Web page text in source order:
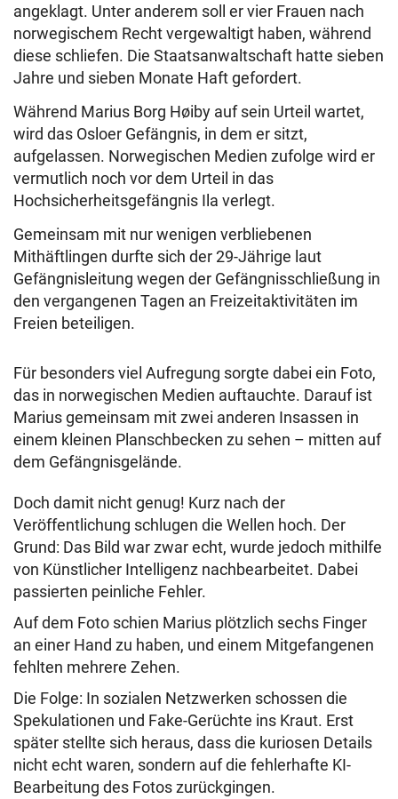
angeklagt. Unter anderem soll er vier Frauen nach
norwegischem Recht vergewaltigt haben, während
diese schliefen. Die Staatsanwaltschaft hatte sieben
Jahre und sieben Monate Haft gefordert.
Während Marius Borg Høiby auf sein Urteil wartet,
wird das Osloer Gefängnis, in dem er sitzt,
aufgelassen. Norwegischen Medien zufolge wird er
vermutlich noch vor dem Urteil in das
Hochsicherheitsgefängnis Ila verlegt.
Gemeinsam mit nur wenigen verbliebenen
Mithäftlingen durfte sich der 29-Jährige laut
Gefängnisleitung wegen der Gefängnisschließung in
den vergangenen Tagen an Freizeitaktivitäten im
Freien beteiligen.
Für besonders viel Aufregung sorgte dabei ein Foto,
das in norwegischen Medien auftauchte. Darauf ist
Marius gemeinsam mit zwei anderen Insassen in
einem kleinen Planschbecken zu sehen – mitten auf
dem Gefängnisgelände.
Doch damit nicht genug! Kurz nach der
Veröffentlichung schlugen die Wellen hoch. Der
Grund: Das Bild war zwar echt, wurde jedoch mithilfe
von Künstlicher Intelligenz nachbearbeitet. Dabei
passierten peinliche Fehler.
Auf dem Foto schien Marius plötzlich sechs Finger
an einer Hand zu haben, und einem Mitgefangenen
fehlten mehrere Zehen.
Die Folge: In sozialen Netzwerken schossen die
Spekulationen und Fake-Gerüchte ins Kraut. Erst
später stellte sich heraus, dass die kuriosen Details
nicht echt waren, sondern auf die fehlerhafte KI-
Bearbeitung des Fotos zurückgingen.